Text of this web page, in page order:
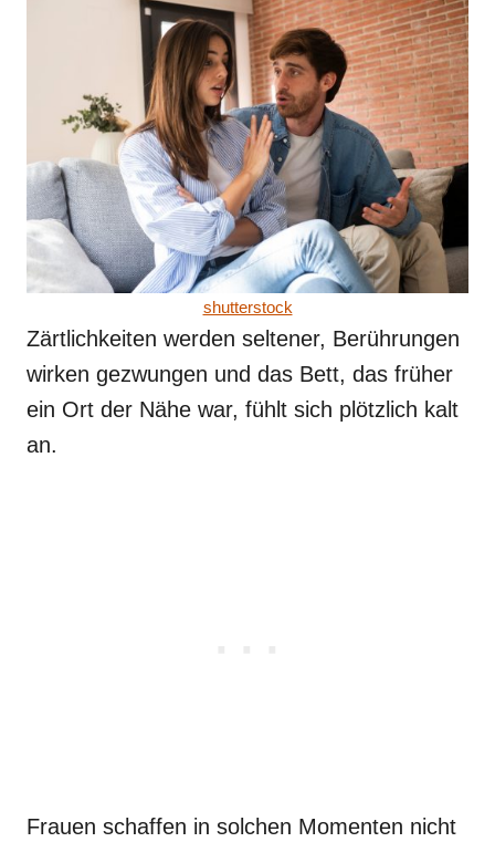
shutterstock
Zärtlichkeiten werden seltener, Berührungen
wirken gezwungen und das Bett, das früher
ein Ort der Nähe war, fühlt sich plötzlich kalt
an.
Frauen schaffen in solchen Momenten nicht